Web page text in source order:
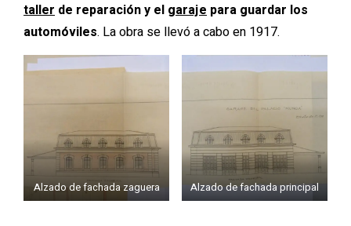
taller de reparación y el garaje para guardar los
automóviles. La obra se llevó a cabo en 1917.
Alzado de fachada zaguera Alzado de fachada principal